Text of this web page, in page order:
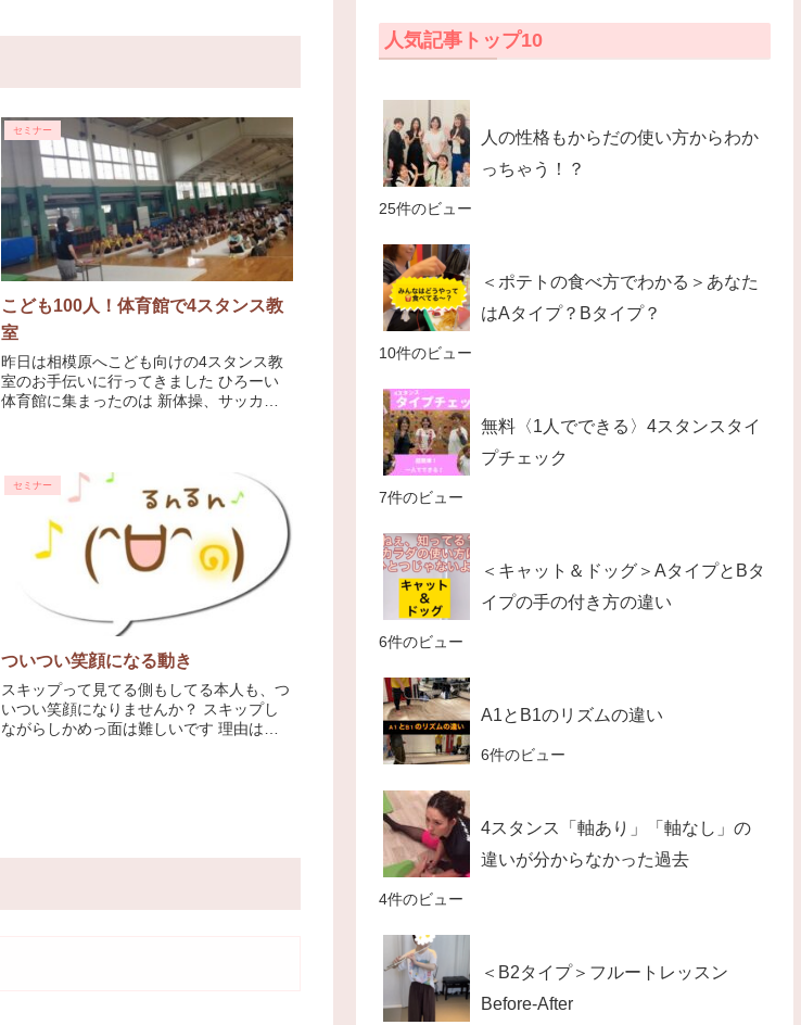
セミナー
こども100人！体育館で4スタンス教
室
昨日は相模原へこども向けの4スタンス教
室のお手伝いに行ってきました ひろーい
体育館に集まったのは 新体操、サッカ
講師のエ
セミナー
ついつい笑顔になる動き
スキップって見てる側もしてる本人も、つ
いつい笑顔になりませんか？ スキップし
ながらしかめっ面は難しいです 理由はな
人気記事トップ10
人の性格もからだの使い方からわか
っちゃう！？
25件のビュー
＜ポテトの食べ方でわかる＞あなた
はAタイプ？Bタイプ？
10件のビュー
無料〈1人でできる〉4スタンスタイ
プチェック
7件のビュー
＜キャット＆ドッグ＞AタイプとBタ
イプの手の付き方の違い
6件のビュー
A1とB1のリズムの違い
6件のビュー
4スタンス「軸あり」「軸なし」の
違いが分からなかった過去
4件のビュー
＜B2タイプ＞フルートレッスン
Before-After